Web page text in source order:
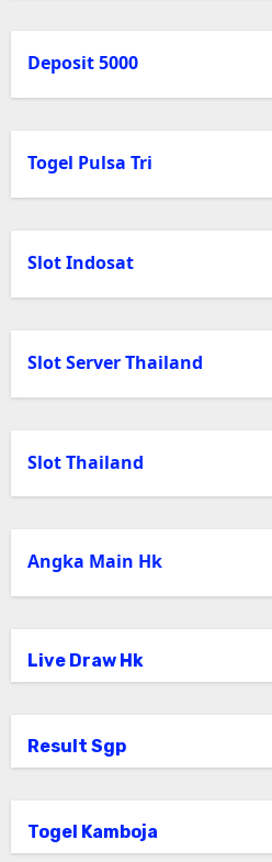
Deposit 5000
Togel Pulsa Tri
Slot Indosat
Slot Server Thailand
Slot Thailand
Angka Main Hk
Live Draw Hk
Result Sgp
Togel Kamboja